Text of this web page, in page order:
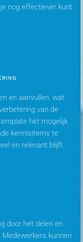
nog effectiever kunt
en aanvullen, wat
van de
het mogelijk
kennisitems te
en relevant blijft.
door het delen en
kunnen